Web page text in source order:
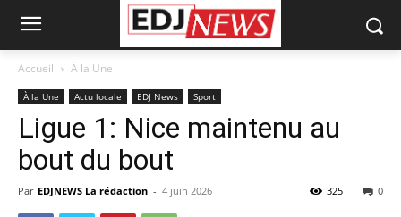
Accueil À la Une
À la Une Actu locale EDJ News Sport
Ligue 1: Nice maintenu au
bout du bout
Par EDJNEWS La rédaction - 4 juin 2026 0
325